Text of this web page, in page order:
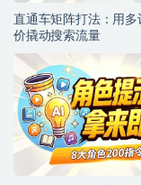
直通车矩阵打法：用多
价撬动搜索流量